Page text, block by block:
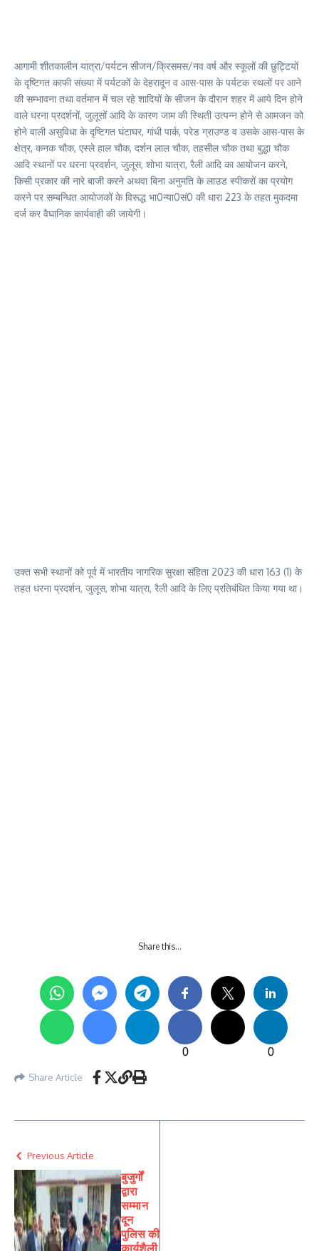
आगामी शीतकालीन यात्रा/पर्यटन सीजन/क्रिसमस/नव वर्ष और स्कूलों की छुट्टियों
के दृष्टिगत काफी संख्या में पर्यटकों के देहरादून व आस-पास के पर्यटक स्थलों पर आने
की सम्भावना तथा वर्तमान में चल रहे शादियों के सीजन के दौरान शहर में आये दिन होने
वाले धरना प्रदर्शनों, जुलूसों आदि के कारण जाम की स्थिती उत्पन्न होने से आमजन को
होने वाली असुविधा के दृष्टिगत घंटाघर, गांधी पार्क, परेड ग्राउण्ड व उसके आस-पास के
क्षेत्र, कनक चौक, एस्ले हाल चौक, दर्शन लाल चौक, तहसील चौक तथा बुद्धा चौक
आदि स्थानों पर धरना प्रदर्शन, जुलूस, शोभा यात्रा, रैली आदि का आयोजन करने,
किसी प्रकार की नारे बाजी करने अथवा बिना अनुमति के लाउड स्पीकरों का प्रयोग
करने पर सम्बन्धित आयोजकों के विरूद्ध भा0न्या0सं0 की धारा 223 के तहत मुकदमा
दर्ज कर वैघानिक कार्यवाही की जायेगी।
उक्त सभी स्थानों को पूर्व में भारतीय नागरिक सुरक्षा संहिता 2023 की धारा 163 (1) के
तहत धरना प्रदर्शन, जुलूस, शोभा यात्रा, रैली आदि के लिए प्रतिबंधित किया गया था।
Share this…
0 0
Share Article
Previous Article
बुजुर्गों
द्वारा
सम्मान
दून
पुलिस की